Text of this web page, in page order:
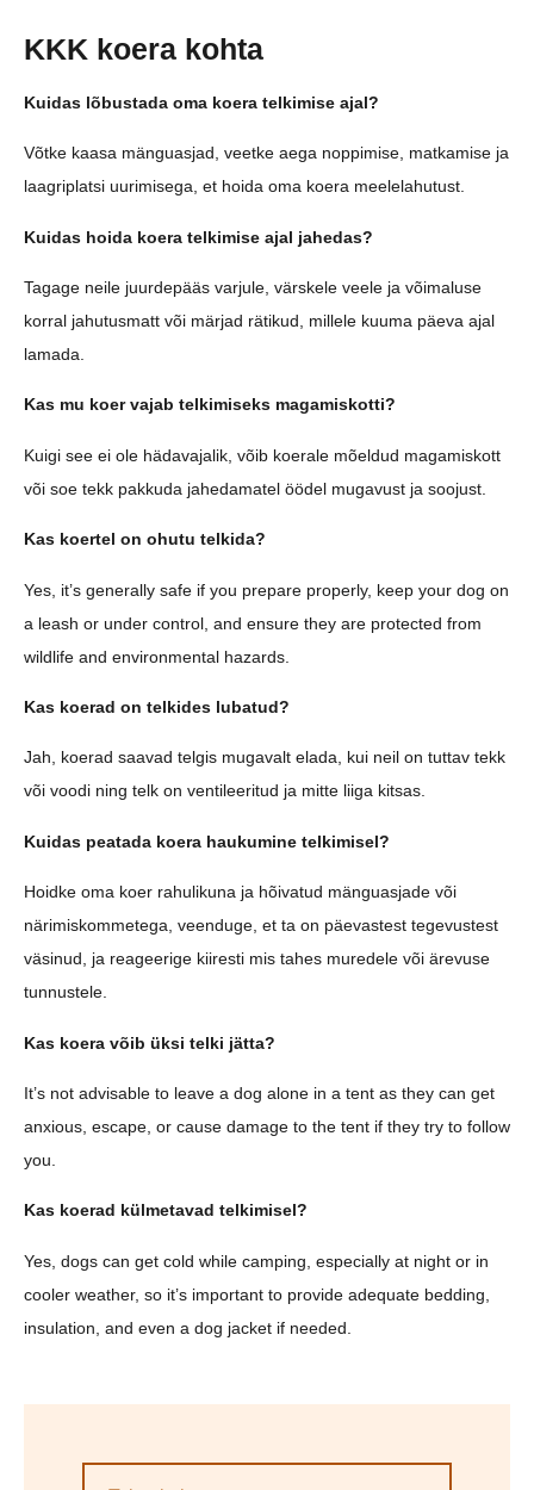
KKK koera kohta
Kuidas lõbustada oma koera telkimise ajal?
Võtke kaasa mänguasjad, veetke aega noppimise, matkamise ja
laagriplatsi uurimisega, et hoida oma koera meelelahutust.
Kuidas hoida koera telkimise ajal jahedas?
Tagage neile juurdepääs varjule, värskele veele ja võimaluse
korral jahutusmatt või märjad rätikud, millele kuuma päeva ajal
lamada.
Kas mu koer vajab telkimiseks magamiskotti?
Kuigi see ei ole hädavajalik, võib koerale mõeldud magamiskott
või soe tekk pakkuda jahedamatel öödel mugavust ja soojust.
Kas koertel on ohutu telkida?
Yes, it’s generally safe if you prepare properly, keep your dog on
a leash or under control, and ensure they are protected from
wildlife and environmental hazards.
Kas koerad on telkides lubatud?
Jah, koerad saavad telgis mugavalt elada, kui neil on tuttav tekk
või voodi ning telk on ventileeritud ja mitte liiga kitsas.
Kuidas peatada koera haukumine telkimisel?
Hoidke oma koer rahulikuna ja hõivatud mänguasjade või
närimiskommetega, veenduge, et ta on päevastest tegevustest
väsinud, ja reageerige kiiresti mis tahes muredele või ärevuse
tunnustele.
Kas koera võib üksi telki jätta?
It’s not advisable to leave a dog alone in a tent as they can get
anxious, escape, or cause damage to the tent if they try to follow
you.
Kas koerad külmetavad telkimisel?
Yes, dogs can get cold while camping, especially at night or in
cooler weather, so it’s important to provide adequate bedding,
insulation, and even a dog jacket if needed.